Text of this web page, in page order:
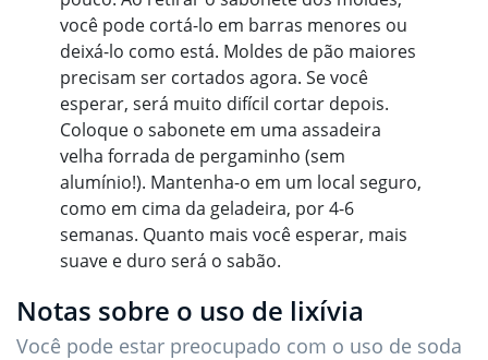
você pode cortá-lo em barras menores ou
deixá-lo como está. Moldes de pão maiores
precisam ser cortados agora. Se você
esperar, será muito difícil cortar depois.
Coloque o sabonete em uma assadeira
velha forrada de pergaminho (sem
alumínio!). Mantenha-o em um local seguro,
como em cima da geladeira, por 4-6
semanas. Quanto mais você esperar, mais
suave e duro será o sabão.
Notas sobre o uso de lixívia
Você pode estar preocupado com o uso de soda